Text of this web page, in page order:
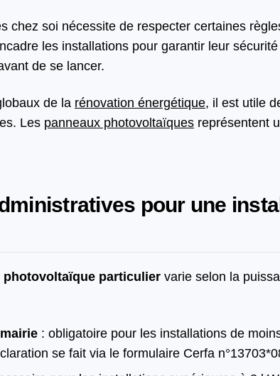
chez soi nécessite de respecter certaines
les installations pour garantir leur
de se lancer.
de la rénovation énergétique, il est utile
Les panneaux photovoltaïques représentent
pour une
particulier varie selon la
: obligatoire pour les installations de
se fait via le formulaire Cerfa